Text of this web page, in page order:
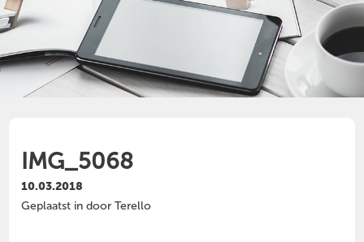
IMG_5068
10.03.2018
Geplaatst in door Terello